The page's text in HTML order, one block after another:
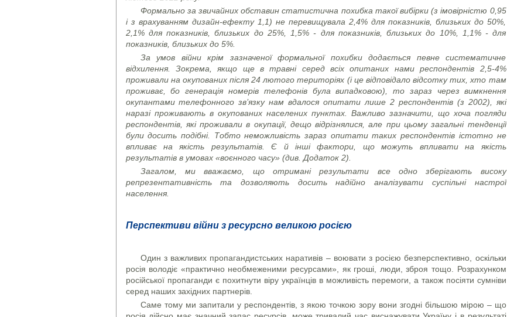
Формально за звичайних обставин статистична похибка такої вибірки (з імовірністю 0,95
і з врахуванням дизайн-ефекту 1,1) не перевищувала 2,4% для показників, близьких до 50%,
2,1% для показників, близьких до 25%, 1,5% - для показників, близьких до 10%, 1,1% - для
показників, близьких до 5%.
За умов війни крім зазначеної формальної похибки додається певне систематичне
відхилення. Зокрема, якщо ще в травні серед всіх опитаних нами респондентів 2,5-4%
проживали на окупованих після 24 лютого територіях (і це відповідало відсотку тих, хто там
проживає, бо генерація номерів телефонів була випадковою), то зараз через вимкнення
окупантами телефонного зв’язку нам вдалося опитати лише 2 респондентів (з 2002), які
наразі проживають в окупованих населених пунктах. Важливо зазначити, що хоча погляди
респондентів, які проживали в окупації, дещо відрізнялися, але при цьому загальні тенденції
були досить подібні. Тобто неможливість зараз опитати таких респондентів істотно не
впливає на якість результатів. Є й інші фактори, що можуть впливати на якість
результатів в умовах «воєнного часу» (див. Додаток 2).
Загалом, ми вважаємо, що отримані результати все одно зберігають високу
репрезентативність та дозволяють досить надійно аналізувати суспільні настрої
населення.
Перспективи війни з ресурсно великою росією
Один з важливих пропагандистських наративів – воювати з росією безперспективно, оскільки
росія володіє «практично необмеженими ресурсами», як гроші, люди, зброя тощо. Розрахунком
російської пропаганди є похитнути віру українців в можливість перемоги, а також посіяти сумніви
серед наших західних партнерів.
Саме тому ми запитали у респондентів, з якою точкою зору вони згодні більшою мірою – що